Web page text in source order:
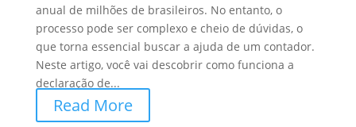
anual de milhões de brasileiros. No entanto, o
processo pode ser complexo e cheio de dúvidas, o
que torna essencial buscar a ajuda de um contador.
Neste artigo, você vai descobrir como funciona a
declaração de...
Read More